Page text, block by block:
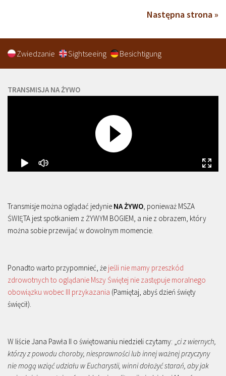
Następna strona »
Zwiedzanie Sightseeing Besichtigung
TRANSMISJA NA ŻYWO
Transmisje można oglądać jedynie NA ŻYWO , ponieważ MSZA
ŚWIĘTA jest spotkaniem z ŻYWYM BOGIEM, a nie z obrazem, który
można sobie przewijać w dowolnym momencie.
Ponadto warto przypomnieć, że jeśli nie mamy przeszkód
zdrowotnych to oglądanie Mszy Świętej nie zastępuje moralnego
obowiązku wobec III przykazania (Pamiętaj, abyś dzień święty
święcił).
W liście Jana Pawła II o świętowaniu niedzieli czytamy: „ ci z wiernych,
którzy z powodu choroby, niesprawności lub innej ważnej przyczyny
nie mogą wziąć udziału w Eucharystii, winni dołożyć starań, aby jak